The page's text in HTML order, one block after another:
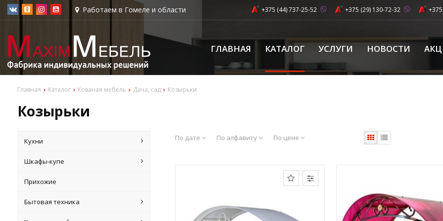
Работаем в Гомеле и области +375 (44) 737-25-52 +375 (29) 130-72-32
ГЛАВНАЯ КАТАЛОГ УСЛУГИ НОВОСТИ
Главная Каталог Кованая мебель Дача, сад Козырьки
Козырьки
Кухни
Шкафы-купе
Прихожие
Бытовая техника
По дате По алфавиту По цене